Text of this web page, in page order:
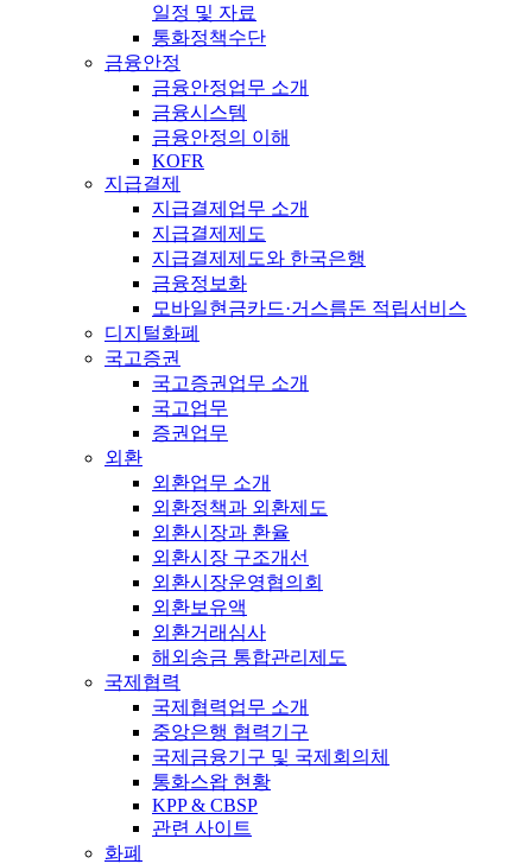
일정 및 자료
통화정책수단
금융안정
금융안정업무 소개
금융시스템
금융안정의 이해
KOFR
지급결제
지급결제업무 소개
지급결제제도
지급결제제도와 한국은행
금융정보화
모바일현금카드·거스름돈 적립서비스
디지털화폐
국고증권
국고증권업무 소개
국고업무
증권업무
외환
외환업무 소개
외환정책과 외환제도
외환시장과 환율
외환시장 구조개선
외환시장운영협의회
외환보유액
외환거래심사
해외송금 통합관리제도
국제협력
국제협력업무 소개
중앙은행 협력기구
국제금융기구 및 국제회의체
통화스왑 현황
KPP & CBSP
관련 사이트
화폐